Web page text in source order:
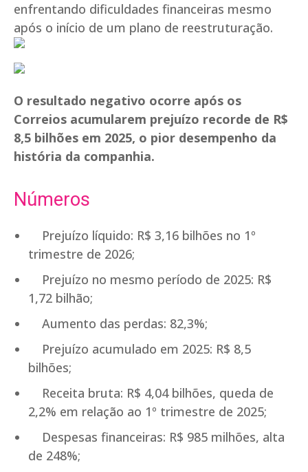
enfrentando dificuldades financeiras mesmo
após o início de um plano de reestruturação.
O resultado negativo ocorre após os
Correios acumularem prejuízo recorde de R$
8,5 bilhões em 2025, o pior desempenho da
história da companhia.
Números
Prejuízo líquido: R$ 3,16 bilhões no 1º
trimestre de 2026;
Prejuízo no mesmo período de 2025: R$
1,72 bilhão;
Aumento das perdas: 82,3%;
Prejuízo acumulado em 2025: R$ 8,5
bilhões;
Receita bruta: R$ 4,04 bilhões, queda de
2,2% em relação ao 1º trimestre de 2025;
Despesas financeiras: R$ 985 milhões, alta
de 248%;